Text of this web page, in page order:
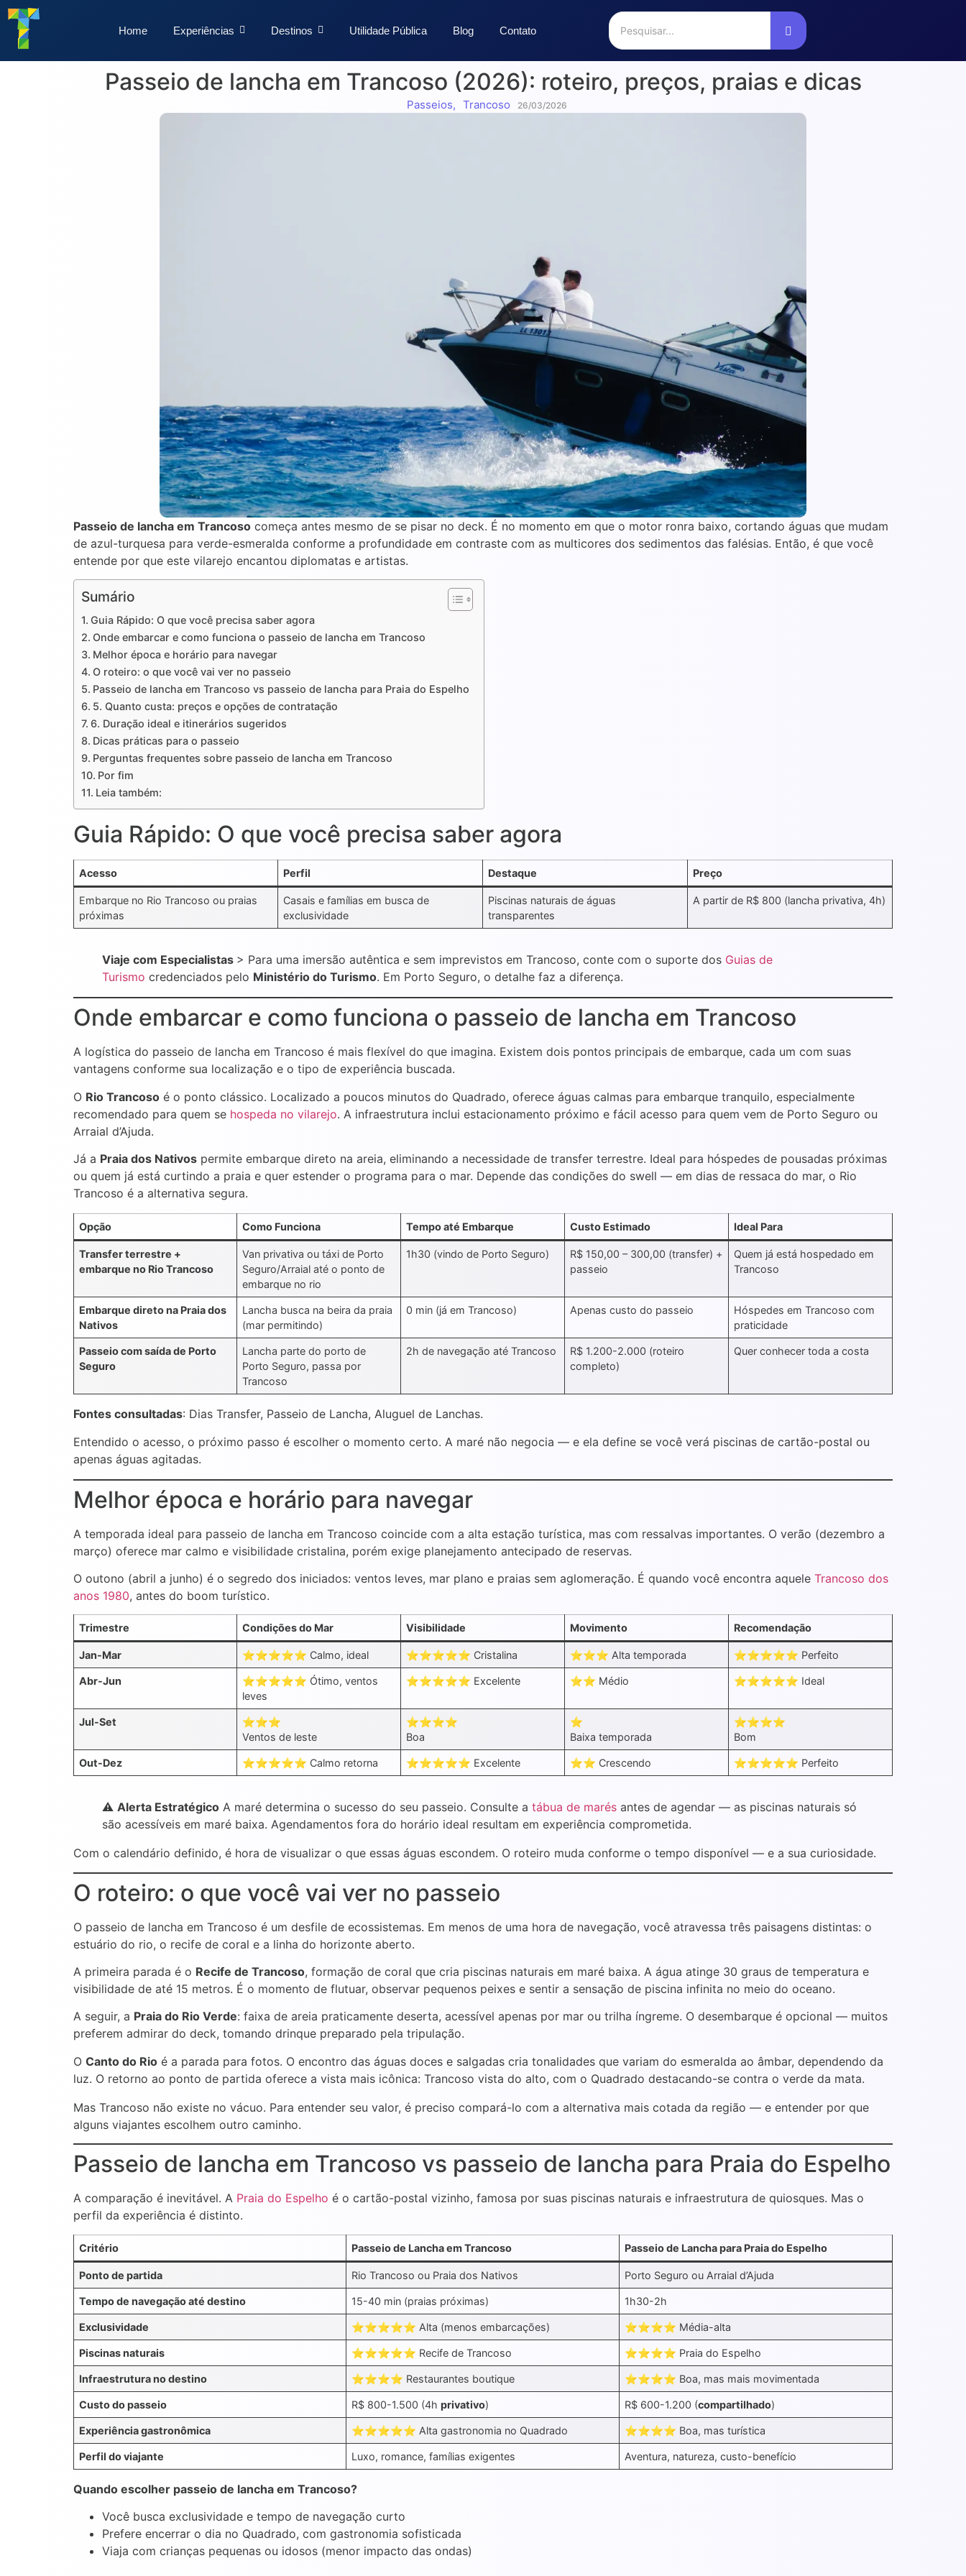
Home Experiências Destinos Utilidade Pública Blog Contato
Passeio de lancha em Trancoso (2026): roteiro, preços, praias e dicas
Passeios, Trancoso 26/03/2026
Passeio de lancha em Trancoso começa antes mesmo de se pisar no deck. É no momento em que o motor ronra baixo, cortando águas que mudam
de azul-turquesa para verde-esmeralda conforme a profundidade em contraste com as multicores dos sedimentos das falésias. Então, é que você
entende por que este vilarejo encantou diplomatas e artistas.
Sumário
Guia Rápido: O que você precisa saber agora
Onde embarcar e como funciona o passeio de lancha em Trancoso
Melhor época e horário para navegar
O roteiro: o que você vai ver no passeio
Passeio de lancha em Trancoso vs passeio de lancha para Praia do Espelho
5. Quanto custa: preços e opções de contratação
6. Duração ideal e itinerários sugeridos
Dicas práticas para o passeio
Perguntas frequentes sobre passeio de lancha em Trancoso
Por fim
Leia também:
Guia Rápido: O que você precisa saber agora
Acesso Perfil Destaque Preço
Embarque no Rio Trancoso ou praias
próximas
Casais e famílias em busca de
exclusividade
Piscinas naturais de águas
transparentes
A partir de R$ 800 (lancha privativa, 4h)
Viaje com Especialistas > Para uma imersão autêntica e sem imprevistos em Trancoso, conte com o suporte dos Guias de
Turismo credenciados pelo Ministério do Turismo. Em Porto Seguro, o detalhe faz a diferença.
Onde embarcar e como funciona o passeio de lancha em Trancoso
A logística do passeio de lancha em Trancoso é mais flexível do que imagina. Existem dois pontos principais de embarque, cada um com suas
vantagens conforme sua localização e o tipo de experiência buscada.
O Rio Trancoso é o ponto clássico. Localizado a poucos minutos do Quadrado, oferece águas calmas para embarque tranquilo, especialmente
recomendado para quem se hospeda no vilarejo. A infraestrutura inclui estacionamento próximo e fácil acesso para quem vem de Porto Seguro ou
Arraial d’Ajuda.
Já a Praia dos Nativos permite embarque direto na areia, eliminando a necessidade de transfer terrestre. Ideal para hóspedes de pousadas próximas
ou quem já está curtindo a praia e quer estender o programa para o mar. Depende das condições do swell — em dias de ressaca do mar, o Rio
Trancoso é a alternativa segura.
Opção Como Funciona Tempo até Embarque Custo Estimado Ideal Para
Transfer terrestre +
embarque no Rio Trancoso
Van privativa ou táxi de Porto
Seguro/Arraial até o ponto de
embarque no rio
1h30 (vindo de Porto Seguro)
R$ 150,00 – 300,00 (transfer) +
passeio
Quem já está hospedado em
Trancoso
Embarque direto na Praia dos
Nativos
Lancha busca na beira da praia
(mar permitindo)
0 min (já em Trancoso) Apenas custo do passeio
Hóspedes em Trancoso com
praticidade
Passeio com saída de Porto
Seguro
Lancha parte do porto de
Porto Seguro, passa por
Trancoso
2h de navegação até Trancoso
R$ 1.200-2.000 (roteiro
completo)
Quer conhecer toda a costa
Fontes consultadas: Dias Transfer, Passeio de Lancha, Aluguel de Lanchas.
Entendido o acesso, o próximo passo é escolher o momento certo. A maré não negocia — e ela define se você verá piscinas de cartão-postal ou
apenas águas agitadas.
Melhor época e horário para navegar
A temporada ideal para passeio de lancha em Trancoso coincide com a alta estação turística, mas com ressalvas importantes. O verão (dezembro a
março) oferece mar calmo e visibilidade cristalina, porém exige planejamento antecipado de reservas.
O outono (abril a junho) é o segredo dos iniciados: ventos leves, mar plano e praias sem aglomeração. É quando você encontra aquele Trancoso dos
anos 1980, antes do boom turístico.
Trimestre Condições do Mar Visibilidade Movimento Recomendação
Jan-Mar ⭐⭐⭐⭐⭐ Calmo, ideal ⭐⭐⭐⭐⭐ Cristalina ⭐⭐⭐ Alta temporada ⭐⭐⭐⭐⭐ Perfeito
Abr-Jun
⭐⭐⭐⭐⭐ Ótimo, ventos
leves
⭐⭐⭐⭐⭐ Excelente ⭐⭐ Médio ⭐⭐⭐⭐⭐ Ideal
Jul-Set
⭐⭐⭐
Ventos de leste
⭐⭐⭐⭐
Boa
⭐
Baixa temporada
⭐⭐⭐⭐
Bom
Out-Dez ⭐⭐⭐⭐⭐ Calmo retorna ⭐⭐⭐⭐⭐ Excelente ⭐⭐ Crescendo ⭐⭐⭐⭐⭐ Perfeito
⚠️ Alerta Estratégico A maré determina o sucesso do seu passeio. Consulte a tábua de marés antes de agendar — as piscinas naturais só
são acessíveis em maré baixa. Agendamentos fora do horário ideal resultam em experiência comprometida.
Com o calendário definido, é hora de visualizar o que essas águas escondem. O roteiro muda conforme o tempo disponível — e a sua curiosidade.
O roteiro: o que você vai ver no passeio
O passeio de lancha em Trancoso é um desfile de ecossistemas. Em menos de uma hora de navegação, você atravessa três paisagens distintas: o
estuário do rio, o recife de coral e a linha do horizonte aberto.
A primeira parada é o Recife de Trancoso, formação de coral que cria piscinas naturais em maré baixa. A água atinge 30 graus de temperatura e
visibilidade de até 15 metros. É o momento de flutuar, observar pequenos peixes e sentir a sensação de piscina infinita no meio do oceano.
A seguir, a Praia do Rio Verde: faixa de areia praticamente deserta, acessível apenas por mar ou trilha íngreme. O desembarque é opcional — muitos
preferem admirar do deck, tomando drinque preparado pela tripulação.
O Canto do Rio é a parada para fotos. O encontro das águas doces e salgadas cria tonalidades que variam do esmeralda ao âmbar, dependendo da
luz. O retorno ao ponto de partida oferece a vista mais icônica: Trancoso vista do alto, com o Quadrado destacando-se contra o verde da mata.
Mas Trancoso não existe no vácuo. Para entender seu valor, é preciso compará-lo com a alternativa mais cotada da região — e entender por que
alguns viajantes escolhem outro caminho.
Passeio de lancha em Trancoso vs passeio de lancha para Praia do Espelho
A comparação é inevitável. A Praia do Espelho é o cartão-postal vizinho, famosa por suas piscinas naturais e infraestrutura de quiosques. Mas o
perfil da experiência é distinto.
Critério Passeio de Lancha em Trancoso Passeio de Lancha para Praia do Espelho
Ponto de partida Rio Trancoso ou Praia dos Nativos Porto Seguro ou Arraial d’Ajuda
Tempo de navegação até destino 15-40 min (praias próximas) 1h30-2h
Exclusividade ⭐⭐⭐⭐⭐ Alta (menos embarcações) ⭐⭐⭐⭐ Média-alta
Piscinas naturais ⭐⭐⭐⭐⭐ Recife de Trancoso ⭐⭐⭐⭐ Praia do Espelho
Infraestrutura no destino ⭐⭐⭐⭐ Restaurantes boutique ⭐⭐⭐⭐ Boa, mas mais movimentada
Custo do passeio R$ 800-1.500 (4hprivativo) R$ 600-1.200 (compartilhado)
Experiência gastronômica ⭐⭐⭐⭐⭐ Alta gastronomia no Quadrado ⭐⭐⭐⭐ Boa, mas turística
Perfil do viajante Luxo, romance, famílias exigentes Aventura, natureza, custo-benefício
Quando escolher passeio de lancha em Trancoso?
Você busca exclusividade e tempo de navegação curto
Prefere encerrar o dia no Quadrado, com gastronomia sofisticada
Viaja com crianças pequenas ou idosos (menor impacto das ondas)